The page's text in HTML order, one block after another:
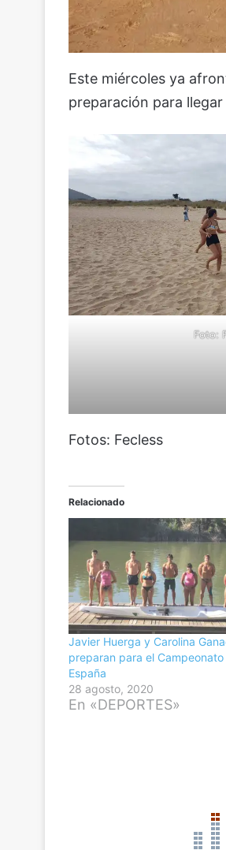
Este miércoles ya
preparación para
Foto:
Fotos: Fecless
Relacionado
Javier Huerga y Carolina
preparan para el
España
28 agosto, 2020
En «DEPORTES»